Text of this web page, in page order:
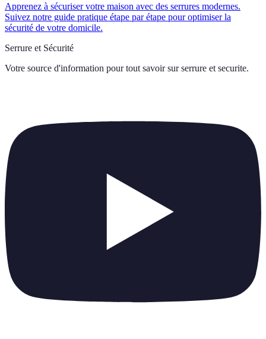
Apprenez à sécuriser votre maison avec des serrures modernes.
Suivez notre guide pratique étape par étape pour optimiser la
sécurité de votre domicile.
Serrure et Sécurité
Votre source d'information pour tout savoir sur serrure et securite.